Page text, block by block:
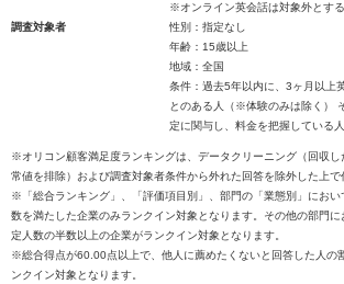
※オンライン英会話は対象外とする
調査対象者
性別：指定なし
年齢：15歳以上
地域：全国
条件：過去5年以内に、3ヶ月以上
とのある人（※体験のみは除く）
定に関与し、料金を把握している人
※オリコン顧客満足度ランキングは、データクリーニング（回収
常値を排除）および調査対象者条件から外れた回答を除外した上で
※「総合ランキング」、「評価項目別」、部門の「業態別」におい
数を満たした企業のみランクイン対象となります。その他の部門
定人数の半数以上の企業がランクイン対象となります。
※総合得点が60.00点以上で、他人に薦めたくないと回答した人の
ンクイン対象となります。